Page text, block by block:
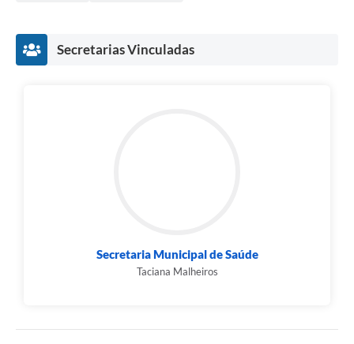
Secretarias Vinculadas
Secretaria Municipal de Saúde
Taciana Malheiros